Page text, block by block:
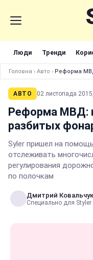
Люди Тренди
Головна › Авто › Реформа
АВТО 02 листопада
Реформа МВД:
разбитых
Syler пришел на
отслеживать
регулирования
по полочкам
Дмитрий Ковальчук
Специально для Styler